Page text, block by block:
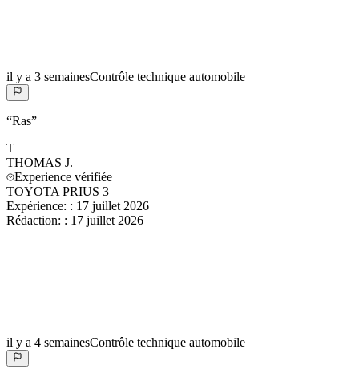
il y a 3 semainesContrôle technique automobile
“Ras”
T
THOMAS J.
Experience vérifiée
TOYOTA PRIUS 3
Expérience: : 17 juillet 2026
Rédaction: : 17 juillet 2026
il y a 4 semainesContrôle technique automobile